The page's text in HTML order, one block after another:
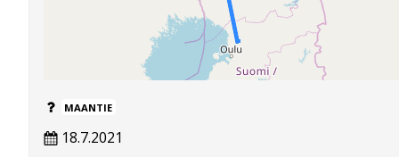
MAANTIE
18.7.2021